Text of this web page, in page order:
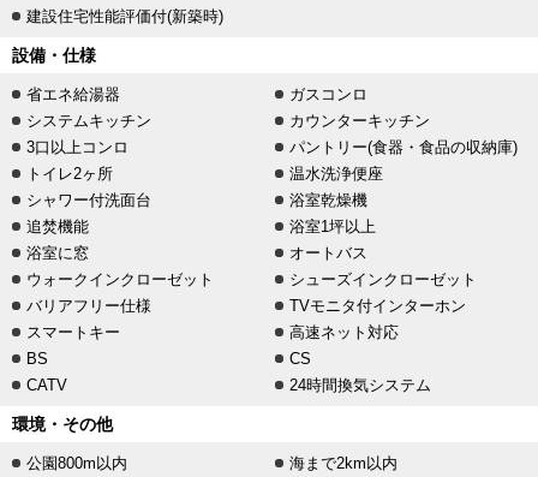
建設住宅性能評価付(新築時)
設備・仕様
省エネ給湯器
ガスコンロ
システムキッチン
カウンターキッチン
3口以上コンロ
パントリー(食器・食品の収納庫)
トイレ2ヶ所
温水洗浄便座
シャワー付洗面台
浴室乾燥機
追焚機能
浴室1坪以上
浴室に窓
オートバス
ウォークインクローゼット
シューズインクローゼット
バリアフリー仕様
TVモニタ付インターホン
スマートキー
高速ネット対応
BS
CS
CATV
24時間換気システム
環境・その他
公園800m以内
海まで2km以内